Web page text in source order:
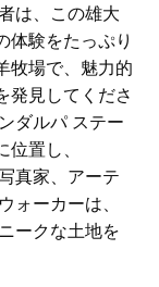
は、この雄大
体験をたっぷり
牧場で、魅力的
発見してくださ
ダルパ ステー
位置し、
真家、アーテ
ォーカーは、
ークな土地を